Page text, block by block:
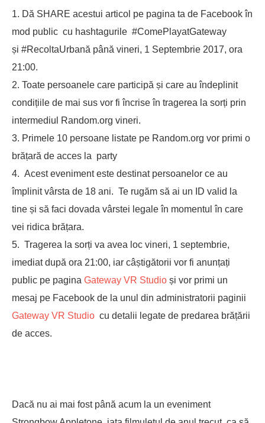
Dă SHARE acestui articol pe pagina ta de Facebook în
mod public cu hashtagurile #ComePlayatGateway
și #RecoltaUrbană până vineri, 1 Septembrie 2017, ora
21:00.
Toate persoanele care participă și care au îndeplinit
condițiile de mai sus vor fi încrise în tragerea la sorți prin
intermediul Random.org vineri.
Primele 10 persoane listate pe Random.org vor primi o
brățară de acces la party
Acest eveniment este destinat persoanelor ce au
împlinit vârsta de 18 ani. Te rugăm să ai un ID valid la
tine și să faci dovada vârstei legale în momentul în care
vei ridica brățara.
Tragerea la sorți va avea loc vineri, 1 septembrie,
imediat după ora 21:00, iar câștigătorii vor fi anunțați
public pe pagina Gateway VR Studio și vor primi un
mesaj pe Facebook de la unul din administratorii paginii
Gateway VR Studio cu detalii legate de predarea brățării
de acces.
Dacă nu ai mai fost până acum la un eveniment